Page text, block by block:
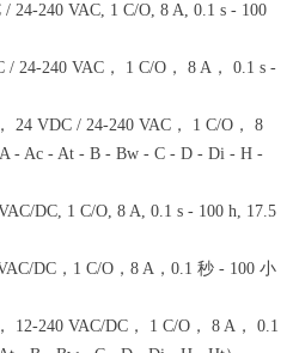
24-240 VAC, 1 C/O, 8 A, 0.1 s - 100
/ 24-240 VAC， 1 C/O， 8 A， 0.1 s -
24 VDC / 24-240 VAC， 1 C/O， 8
- Ac - At - B - Bw - C - D - Di - H -
DC, 1 C/O, 8 A, 0.1 s - 100 h, 17.5
DC，1 C/O，8 A，0.1 秒 - 100 小
12-240 VAC/DC， 1 C/O， 8 A， 0.1